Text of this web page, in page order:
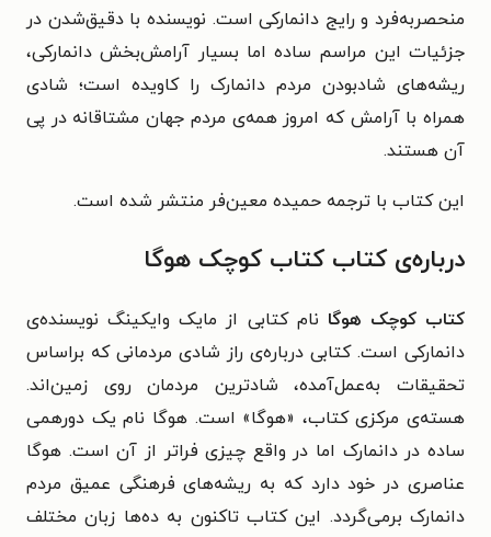
منحصربه‌فرد و رایج دانمارکی است. نویسنده با دقیق‌شدن در
جزئیات این مراسم ساده اما بسیار آرامش‌بخش دانمارکی،
ریشه‌های شادبودن مردم دانمارک را کاویده است؛ شادی
همراه با آرامش که امروز همه‌ی مردم جهان مشتاقانه در پی
آن هستند.
این کتاب با ترجمه حمیده معین‌فر منتشر شده است.
درباره‌ی کتاب کتاب کوچک هوگا
کتاب کوچک هوگا نام کتابی از مایک وایکینگ نویسنده‌ی
دانمارکی است. کتابی درباره‌ی راز شادی مردمانی که براساس
تحقیقات به‌عمل‌آمده، شادترین مردمان روی زمین‌اند.
هسته‌ی مرکزی کتاب، «هوگا» است. هوگا نام یک دورهمی
ساده در دانمارک اما در واقع چیزی فراتر از آن است. هوگا
عناصری در خود دارد که به ریشه‌های فرهنگی عمیق مردم
دانمارک برمی‌گردد. این کتاب تاکنون به ده‌ها زبان مختلف